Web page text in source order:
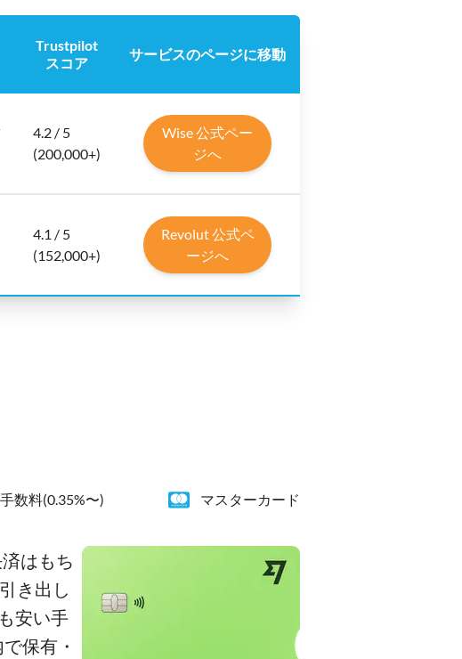
Trustpilot
スコア
サービスのページに移動
4.2 / 5
(200,000+)
Wise 公式ペー
ジへ
4.1 / 5
(152,000+)
Revolut 公式ペ
ージへ
数料(0.35%〜) マスターカード
はもち
き出し
安い手
保有・